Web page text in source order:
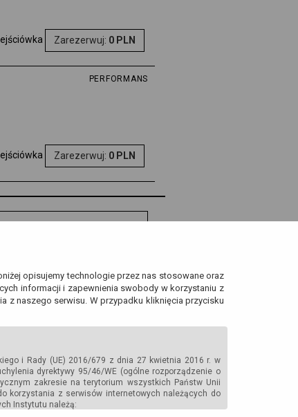
Zarezerwuj: 0 PLN
PERFORMANS
Zarezerwuj: 0 PLN
strony
Dostępności
opisujemy technologie przez nas stosowane oraz
informacji i zapewnienia swobody w korzystaniu z
z naszego serwisu. W przypadku kliknięcia przycisku
i Rady (UE) 2016/679 z dnia 27 kwietnia 2016 r. w
dyrektywy 95/46/WE (ogólne rozporządzenie o
zakresie na terytorium wszystkich Państw Unii
korzystania z serwisów internetowych należących do
Instytutu należą: